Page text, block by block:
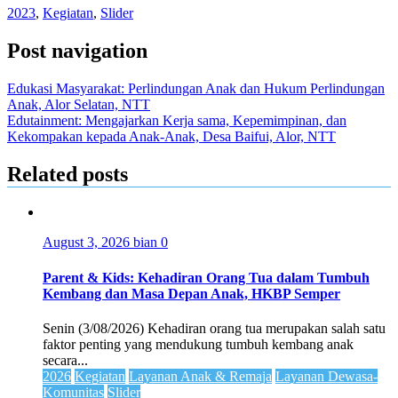
2023, Kegiatan, Slider
Post navigation
Edukasi Masyarakat: Perlindungan Anak dan Hukum Perlindungan
Anak, Alor Selatan, NTT
Edutainment: Mengajarkan Kerja sama, Kepemimpinan, dan
Kekompakan kepada Anak-Anak, Desa Baifui, Alor, NTT
Related posts
August 3, 2026 bian 0
Parent & Kids: Kehadiran Orang Tua dalam Tumbuh
Kembang dan Masa Depan Anak, HKBP Semper
Senin (3/08/2026) Kehadiran orang tua merupakan salah satu
faktor penting yang mendukung tumbuh kembang anak
secara...
2026 Kegiatan Layanan Anak & Remaja Layanan Dewasa-
Komunitas Slider